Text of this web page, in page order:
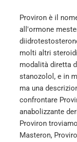
Proviron è il
all'ormone
molti altri
modalità diretta
stanozolol, e in
ma una
confrontare
anabolizzante
Proviron
Masteron,